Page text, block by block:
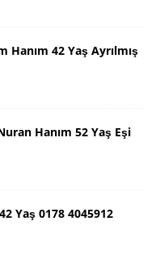
Hanım 42 Yaş Ayrılmış
Hanım 52 Yaş Eşi
Yaş 0178 4045912